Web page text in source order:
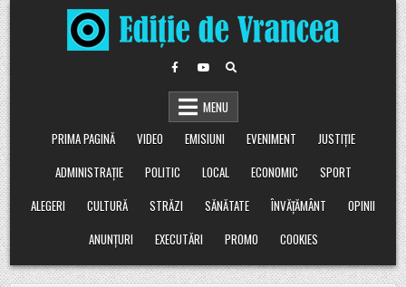
Skip
to
content
MENU
PRIMA PAGINĂ
VIDEO EMISIUNI EVENIMENT
JUSTIȚIE
ADMINISTRAȚIE
POLITIC LOCAL ECONOMIC
SPORT
ALEGERI
CULTURĂ STRĂZI SĂNĂTATE ÎNVĂȚĂMÂNT
OPINII
ANUNȚURI
EXECUTĂRI PROMO COOKIES